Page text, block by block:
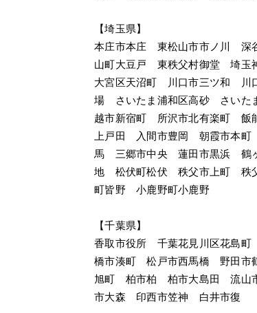
【埼玉県】
本庄市本庄　東松山市市ノ川　深
山町大豆戸　東秩父村御堂　埼玉
大宮区天沼町　川口市三ツ和　
場　さいたま浦和区高砂　さいた
越市新宿町　所沢市北有楽町　
上戸田　入間市豊岡　朝霞市本町
馬　三郷市中央　蓮田市黒浜　鶴
地　松伏町松伏　秩父市上町　秩
町皆野　小鹿野町小鹿野
【千葉県】
香取市役所　千葉花見川区花島町
橋市湊町　松戸市西馬橋　野田市
旭町　柏市柏　柏市大島田　流
市大森　印西市笠神　白井市復